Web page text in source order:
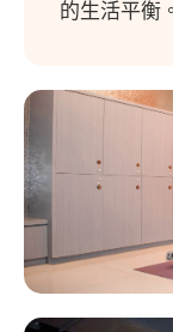
的生活平衡。